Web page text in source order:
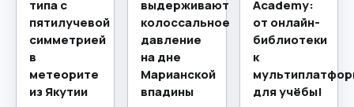
типа с
пятилучевой
симметрией
в
метеорите
из Якутии
выдерживают
колоссальное
давление
на дне
Марианской
впадины
Academy:
от онлайн-
библиотеки
к
для учёбы!